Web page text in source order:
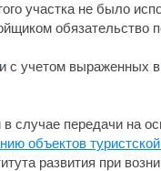
участка не было
обязательство
и с учетом выраженных в
случае передачи на
объектов
развития при